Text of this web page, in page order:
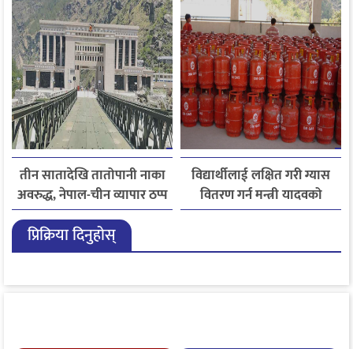
तीन सातादेखि तातोपानी नाका
अवरुद्ध, नेपाल-चीन व्यापार ठप्प
विद्यार्थीलाई लक्षित गरी ग्यास
वितरण गर्न मन्त्री यादवको
निर्देशन
प्रिक्रिया दिनुहोस्